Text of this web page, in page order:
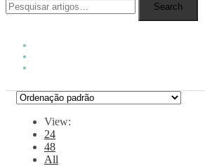
Search
View:
24
48
All